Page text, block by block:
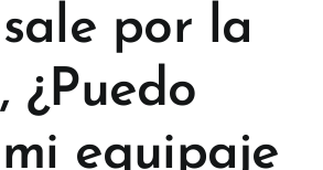
EXPERIENCIAS
por la
¿Puedo
equipaje